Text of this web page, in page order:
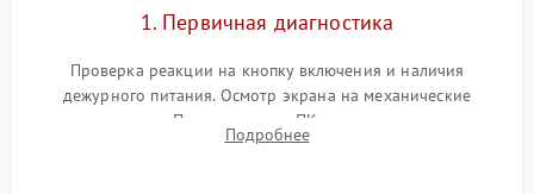
Поломка системы
автоматического
1000 ₽ Подробнее →
Неисправность системы
1000 ₽
1. Первичная диагностика
Проверка реакции на кнопку включения и наличия
дежурного питания. Осмотр экрана на механические
повреждения. Подключение к ПК для оценки вывода
изображения, работы подсветки и выявления артефактов на
Подробнее